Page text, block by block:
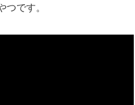
つです。